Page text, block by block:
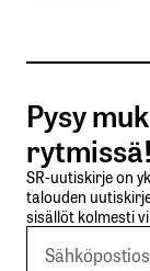
Tilaa
Lähetä
Pysy
rytmissä!
SR-uutiskirje on
talouden
sisällöt kolmesti